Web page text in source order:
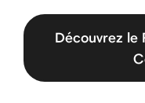
Découvrez le